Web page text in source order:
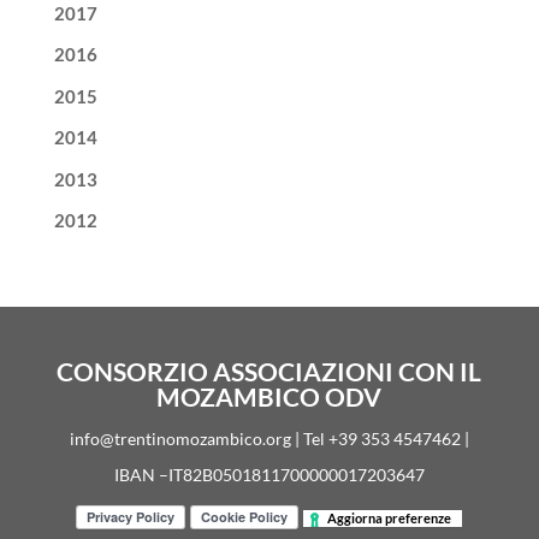
2017
2016
2015
2014
2013
2012
CONSORZIO ASSOCIAZIONI CON IL
MOZAMBICO ODV
info@trentinomozambico.org | Tel +39 353 4547462 |
IBAN –IT82B0501811700000017203647
Aggiorna preferenze